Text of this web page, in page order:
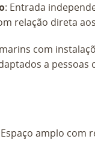
: Entrada
relação direta
com
a pessoas
amplo com